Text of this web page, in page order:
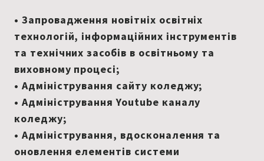
• Запровадження новітніх освітніх
технологій, інформаційних інструментів
та технічних засобів в освітньому та
виховному процесі;
• Адміністрування сайту коледжу;
• Адміністрування Youtube каналу
коледжу;
• Адміністрування, вдосконалення та
оновлення елементів системи